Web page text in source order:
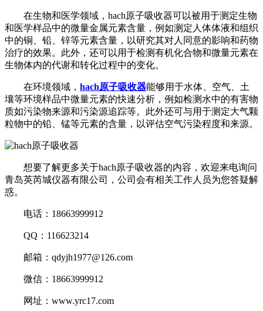
在生物和医学领域，hach原子吸收器可以被用于测定生物
和医学样品中的微量金属元素含量，例如测定人体体液和组织
中的铜、铅、锌等元素含量，以研究其对人同意的影响和药物
治疗的效果。此外，还可以用于检测有机化合物和微量元素在
生物体内的代谢和转化过程中的变化。
在环境领域， hach原子吸收器能够用于水体、空气、土
壤等环境样品中微量元素的快速分析，例如检测水中的有害物
质如污染物来源和污染源追踪等。此外还可与用于测定大气颗
粒物中的铅、锰等元素的含量，以评估空气污染程度和来源。
想要了解更多关于hach原子吸收器的内容，欢迎来电询问
青岛英芮城仪器有限公司，公司会有相关工作人员为您答疑解
惑。
电话：18663999912
QQ：116623214
邮箱：qdyjh1977@126.com
微信：18663999912
网址：www.yrc17.com